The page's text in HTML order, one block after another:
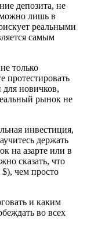
депозита, не
лишь в
реальными
самым
только
протестировать
новичков,
рынок не
инвестиция,
держать
на азарте или в
сказать, что
чем просто
и каким
во всех